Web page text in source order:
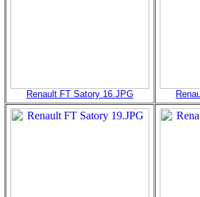
Renault FT Satory 16.JPG